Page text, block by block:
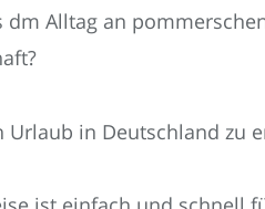
dm Alltag an
Urlaub in Deutschland zu